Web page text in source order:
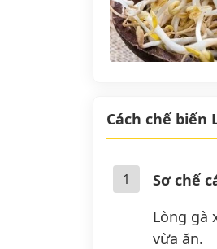
Cách chế biến
1
Sơ chế
Lòng gà
vừa ăn.